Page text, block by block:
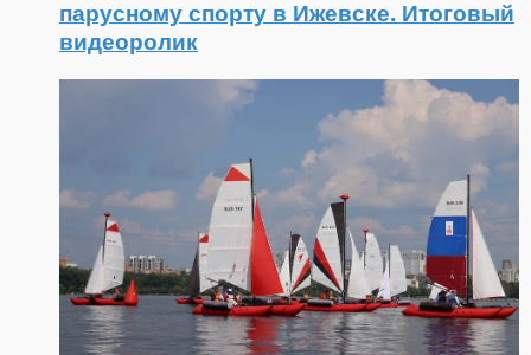
парусному спорту в Ижевске. Итоговый
видеоролик